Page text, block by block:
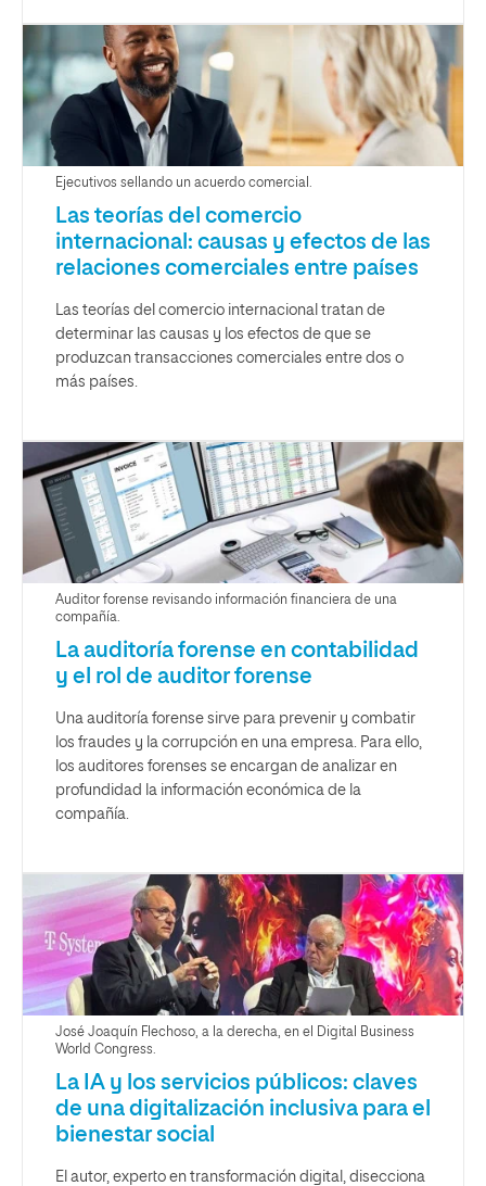
Ejecutivos sellando un acuerdo comercial.
Las teorías del comercio
internacional: causas y efectos de las
relaciones comerciales entre países
Las teorías del comercio internacional tratan de
determinar las causas y los efectos de que se
produzcan transacciones comerciales entre dos o
más países.
Auditor forense revisando información financiera de una
compañía.
La auditoría forense en contabilidad
y el rol de auditor forense
Una auditoría forense sirve para prevenir y combatir
los fraudes y la corrupción en una empresa. Para ello,
los auditores forenses se encargan de analizar en
profundidad la información económica de la
compañía.
José Joaquín Flechoso, a la derecha, en el Digital Business
World Congress.
La IA y los servicios públicos: claves
de una digitalización inclusiva para el
bienestar social
El autor, experto en transformación digital, disecciona